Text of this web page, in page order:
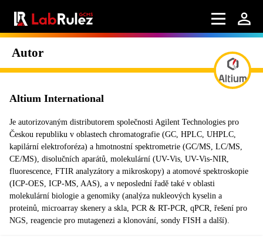
Autor
Altium International
Je autorizovaným distributorem společnosti Agilent Technologies pro
Českou republiku v oblastech chromatografie (GC, HPLC, UHPLC,
kapilární elektroforéza) a hmotnostní spektrometrie (GC/MS, LC/MS,
CE/MS), disolučních aparátů, molekulární (UV-Vis, UV-Vis-NIR,
fluorescence, FTIR analyzátory a mikroskopy) a atomové spektroskopie
(ICP-OES, ICP-MS, AAS), a v neposlední řadě také v oblasti
molekulární biologie a genomiky (analýza nukleových kyselin a
proteinů, microarray skenery a skla, PCR & RT-PCR, qPCR, řešení pro
NGS, reagencie pro mutagenezi a klonování, sondy FISH a další).